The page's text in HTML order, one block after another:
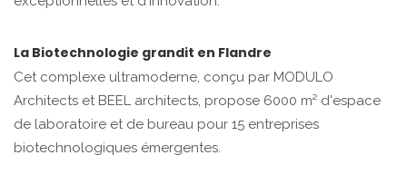
La Biotechnologie grandit en Flandre
Cet complexe ultramoderne, conçu par MODULO
Architects et BEEL architects, propose 6000 m² d'espace
de laboratoire et de bureau pour 15 entreprises
biotechnologiques émergentes.